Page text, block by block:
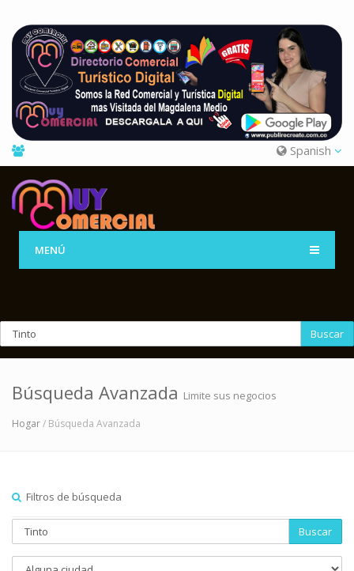
Spanish
MENÚ
Buscar
Búsqueda Avanzada Limite sus negocios
Hogar/ Búsqueda Avanzada
Filtros de búsqueda
Buscar